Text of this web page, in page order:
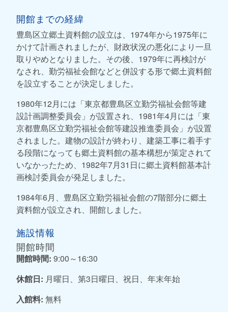
開館までの経緯
豊島区立郷土資料館の設立は、1974年から1975年に
かけて計画されましたが、財政状況の悪化により一旦
取りやめとなりました。その後、1979年に再検討が
なされ、勤労福祉会館などと併設する形で郷土資料館
を設立することが決定しました。
1980年12月には「東京都豊島区立勤労福祉会館等建
設計画調整委員会」が設置され、1981年4月には「東
京都豊島区立勤労福祉会館等建設推進委員会」が設置
されました。建物の設計が終わり、建築工事に着手す
る段階になっても郷土資料館の基本構想が策定されて
いなかったため、1982年7月31日に郷土資料館基本計
画検討委員会が発足しました。
1984年6月、豊島区立勤労福祉会館の7階部分に郷土
資料館が設立され、開館しました。
施設情報
開館時間
開館時間: 9:00～16:30
休館日: 月曜日、第3日曜日、祝日、年末年始
入館料: 無料